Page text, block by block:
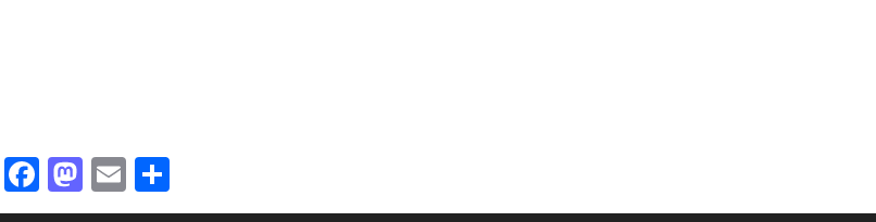
Facebook
Mastodon
Email